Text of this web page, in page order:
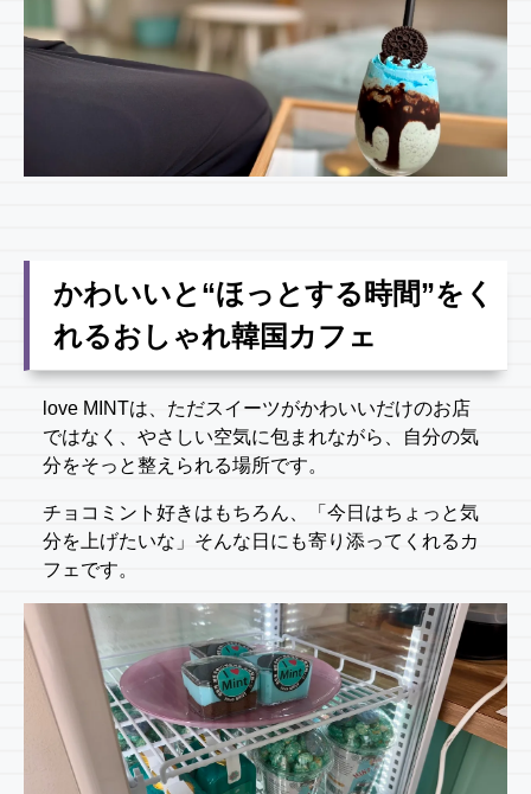
かわいいと“ほっとする時間”をく
れるおしゃれ韓国カフェ
love MINTは、ただスイーツがかわいいだけのお店
ではなく、やさしい空気に包まれながら、自分の気
分をそっと整えられる場所です。
チョコミント好きはもちろん、「今日はちょっと気
分を上げたいな」そんな日にも寄り添ってくれるカ
フェです。